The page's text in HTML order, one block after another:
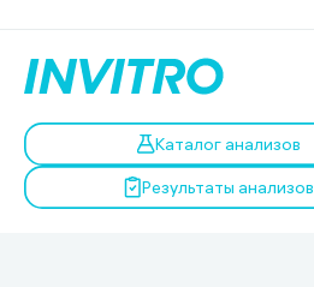
Каталог анализов
Результаты анализов